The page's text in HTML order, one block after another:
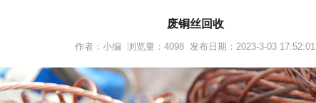
废铜丝回收
作者：小编 浏览量：4098 发布日期：2023-3-03 17:52:01